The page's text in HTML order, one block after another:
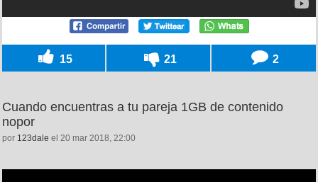
15 21 2
Cuando encuentras a tu pareja 1GB de contenido
nopor
por 123dale el 20 mar 2018, 22:00